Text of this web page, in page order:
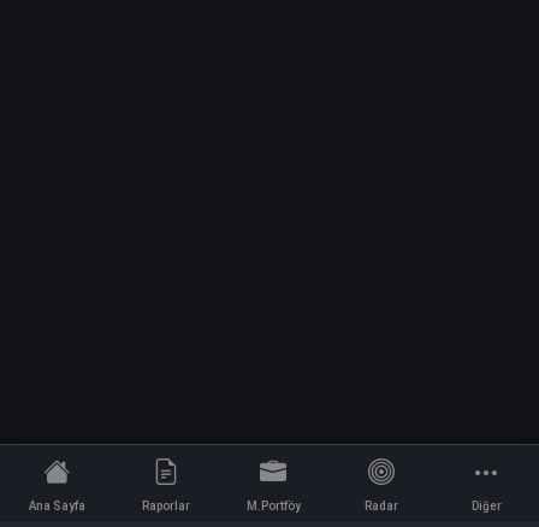
Ana Sayfa Raporlar M.Portföy Radar Diğer